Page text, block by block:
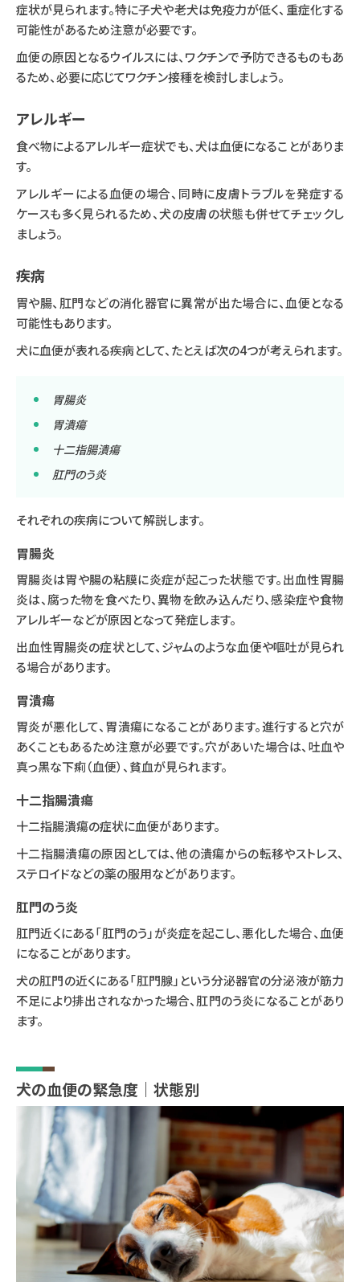
症状が見られます。特に子犬や老犬は免疫力が低く、重症化する
可能性があるため注意が必要です。
血便の原因となるウイルスには、ワクチンで予防できるものもあ
るため、必要に応じてワクチン接種を検討しましょう。
アレルギー
食べ物によるアレルギー症状でも、犬は血便になることがありま
す。
アレルギーによる血便の場合、同時に皮膚トラブルを発症する
ケースも多く見られるため、犬の皮膚の状態も併せてチェックし
ましょう。
疾病
胃や腸、肛門などの消化器官に異常が出た場合に、血便となる
可能性もあります。
犬に血便が表れる疾病として、たとえば次の4つが考えられます。
胃腸炎
胃潰瘍
十二指腸潰瘍
肛門のう炎
それぞれの疾病について解説します。
胃腸炎
胃腸炎は胃や腸の粘膜に炎症が起こった状態です。出血性胃腸
炎は、腐った物を食べたり、異物を飲み込んだり、感染症や食物
アレルギーなどが原因となって発症します。
出血性胃腸炎の症状として、ジャムのような血便や嘔吐が見られ
る場合があります。
胃潰瘍
胃炎が悪化して、胃潰瘍になることがあります。進行すると穴が
あくこともあるため注意が必要です。穴があいた場合は、吐血や
真っ黒な下痢（血便）、貧血が見られます。
十二指腸潰瘍
十二指腸潰瘍の症状に血便があります。
十二指腸潰瘍の原因としては、他の潰瘍からの転移やストレス、
ステロイドなどの薬の服用などがあります。
肛門のう炎
肛門近くにある「肛門のう」が炎症を起こし、悪化した場合、血便
になることがあります。
犬の肛門の近くにある「肛門腺」という分泌器官の分泌液が筋力
不足により排出されなかった場合、肛門のう炎になることがあり
ます。
犬の血便の緊急度｜状態別